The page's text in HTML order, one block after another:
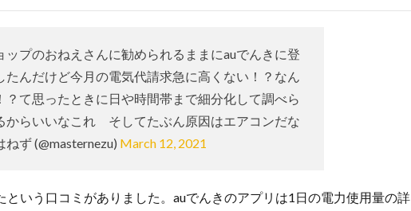
ップのおねえさんに勧められるままにauでんきに登
たんだけど今月の電気代請求急に高くない！？なん
？て思ったときに日や時間帯まで細分化して調べら
からいいなこれ そしてたぶん原因はエアコンだな
ねず (@masternezu) March 12, 2021
という口コミがありました。auでんきのアプリは1日の電力使用量の詳